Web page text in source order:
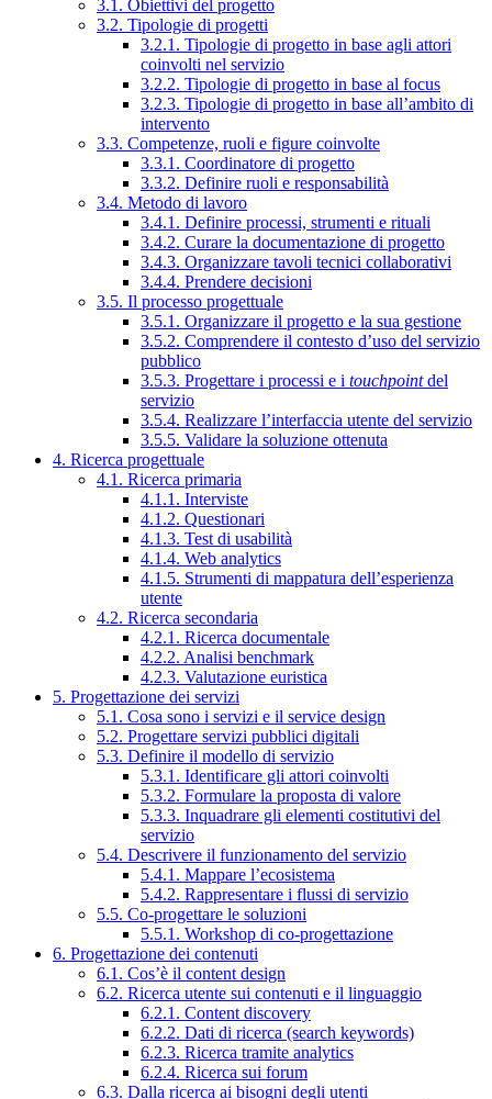
3.1. Obiettivi del progetto
3.2. Tipologie di progetti
3.2.1. Tipologie di progetto in base agli attori
coinvolti nel servizio
3.2.2. Tipologie di progetto in base al focus
3.2.3. Tipologie di progetto in base all’ambito di
intervento
3.3. Competenze, ruoli e figure coinvolte
3.3.1. Coordinatore di progetto
3.3.2. Definire ruoli e responsabilità
3.4. Metodo di lavoro
3.4.1. Definire processi, strumenti e rituali
3.4.2. Curare la documentazione di progetto
3.4.3. Organizzare tavoli tecnici collaborativi
3.4.4. Prendere decisioni
3.5. Il processo progettuale
3.5.1. Organizzare il progetto e la sua gestione
3.5.2. Comprendere il contesto d’uso del servizio
pubblico
3.5.3. Progettare i processi e i touchpointdel
servizio
3.5.4. Realizzare l’interfaccia utente del servizio
3.5.5. Validare la soluzione ottenuta
4. Ricerca progettuale
4.1. Ricerca primaria
4.1.1. Interviste
4.1.2. Questionari
4.1.3. Test di usabilità
4.1.4. Web analytics
4.1.5. Strumenti di mappatura dell’esperienza
utente
4.2. Ricerca secondaria
4.2.1. Ricerca documentale
4.2.2. Analisi benchmark
4.2.3. Valutazione euristica
5. Progettazione dei servizi
5.1. Cosa sono i servizi e il service design
5.2. Progettare servizi pubblici digitali
5.3. Definire il modello di servizio
5.3.1. Identificare gli attori coinvolti
5.3.2. Formulare la proposta di valore
5.3.3. Inquadrare gli elementi costitutivi del
servizio
5.4. Descrivere il funzionamento del servizio
5.4.1. Mappare l’ecosistema
5.4.2. Rappresentare i flussi di servizio
5.5. Co-progettare le soluzioni
5.5.1. Workshop di co-progettazione
6. Progettazione dei contenuti
6.1. Cos’è il content design
6.2. Ricerca utente sui contenuti e il linguaggio
6.2.1. Content discovery
6.2.2. Dati di ricerca (search keywords)
6.2.3. Ricerca tramite analytics
6.2.4. Ricerca sui forum
6.3. Dalla ricerca ai bisogni degli utenti